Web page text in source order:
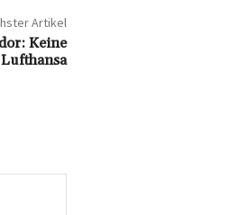
Artikel
Keine